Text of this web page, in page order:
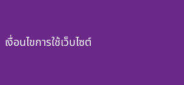
เงื่อนไขการใช้เว็บไซต์